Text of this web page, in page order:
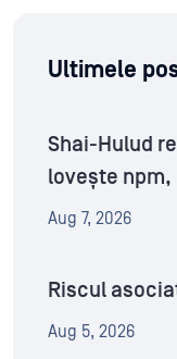
Ultimele
Shai-Hulud
lovește
Aug 7, 2026
Riscul
Aug 5, 2026